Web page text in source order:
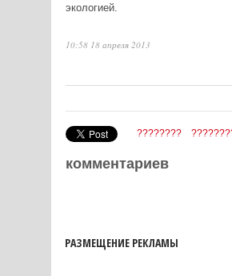
экологией.
10:58 18 апреля 2013
????????
комментариев
РАЗМЕЩЕНИЕ РЕКЛАМЫ